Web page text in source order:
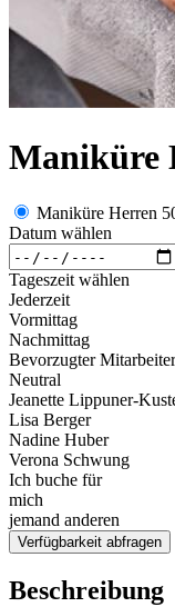
Maniküre
Maniküre Herren
Datum wählen
Tageszeit wählen
Jederzeit
Vormittag
Nachmittag
Bevorzugter Mitarbeiter
Neutral
Jeanette Lippuner-
Lisa Berger
Nadine Huber
Verona Schwung
Ich buche für
mich
jemand anderen
Verfügbarkeit abfragen
Beschreibung